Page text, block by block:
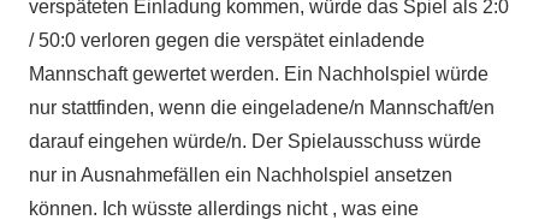
verspäteten Einladung kommen, würde das Spiel als 2:0
/ 50:0 verloren gegen die verspätet einladende
Mannschaft gewertet werden. Ein Nachholspiel würde
nur stattfinden, wenn die eingeladene/n Mannschaft/en
darauf eingehen würde/n. Der Spielausschuss würde
nur in Ausnahmefällen ein Nachholspiel ansetzen
können. Ich wüsste allerdings nicht , was eine